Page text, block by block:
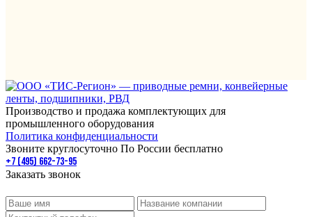
Производство и продажа комплектующих для
промышленного оборудования
Политика конфиденциальности
Звоните круглосуточно По России бесплатно
+7 (495) 662-73-95
Заказать звонок